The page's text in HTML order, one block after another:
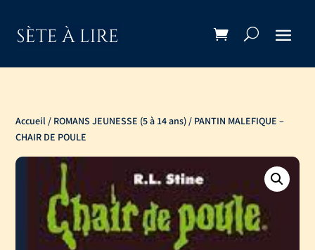
Accueil / ROMANS JEUNESSE (5 à 14 ans) / PANTIN MALEFIQUE –
CHAIR DE POULE